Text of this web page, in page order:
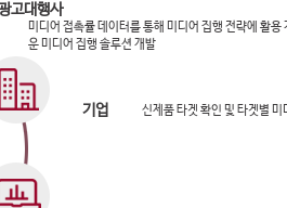
고대행사
미디어 접촉률 데이터를 통해 미디어 집행 전략에 활
운 미디어 집행 솔루션 개발
기업 신제품 타겟 확인 및 타겟별